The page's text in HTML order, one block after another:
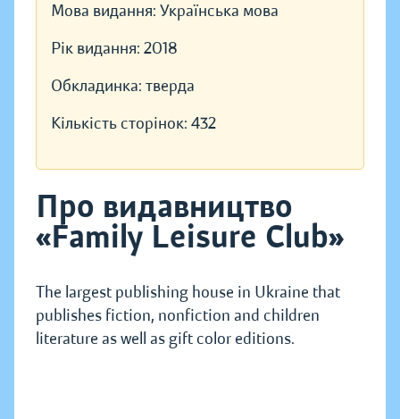
Мова видання: Українська мова
Рік видання: 2018
Обкладинка: тверда
Кількість сторінок: 432
Про видавництво
«Family Leisure Club»
The largest publishing house in Ukraine that
publishes fiction, nonfiction and children
literature as well as gift color editions.